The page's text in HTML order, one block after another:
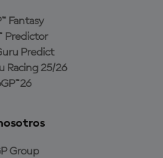
Fantasy
Predictor
Predict
Racing 25/26
Group